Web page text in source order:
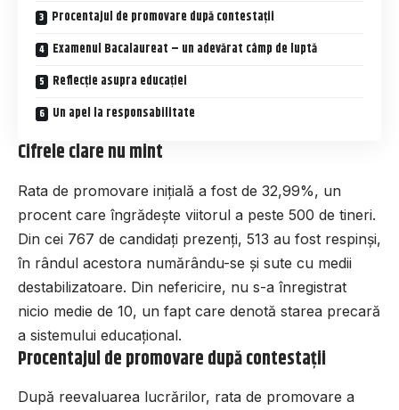
Procentajul de promovare după contestații
Examenul Bacalaureat – un adevărat câmp de luptă
Reflecție asupra educației
Un apel la responsabilitate
Cifrele clare nu mint
Rata de promovare inițială a fost de 32,99%, un
procent care îngrădește viitorul a peste 500 de tineri.
Din cei 767 de candidați prezenți, 513 au fost respinși,
în rândul acestora numărându-se și sute cu medii
destabilizatoare. Din nefericire, nu s-a înregistrat
nicio medie de 10, un fapt care denotă starea precară
a sistemului educațional.
Procentajul de promovare după contestații
După reevaluarea lucrărilor, rata de promovare a